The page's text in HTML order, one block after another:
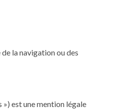
la navigation ou des
») est une mention légale